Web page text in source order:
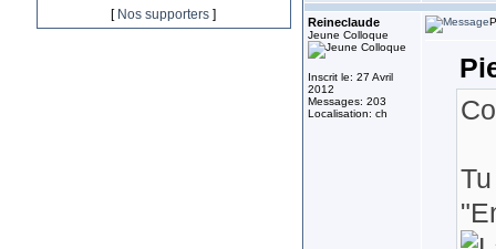
[ Nos supporters ] Reineclaude
Jeune Colloque
Inscrit le: 27 Avril
2012
Messages: 203
Localisation: ch